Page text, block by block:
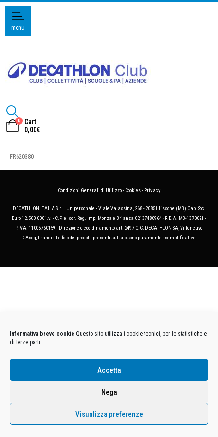
Informativa breve cookie Questo sito utilizza i cookie tecnici, per le statistiche e
di terze parti.
Accetta
Nega
Visualizza preferenze
menu
0
Cart
0,00€
FR620380
Condizioni Generali di Utilizzo- Cookies- Privacy
DECATHLON ITALIA S.r.l. Unipersonale - Viale Valassina, 268 - 20851 Lissone (MB) Cap. Soc.
Euro 12.500.000 i.v. - C.F. e Iscr. Reg. Imp. Monza e Brianza 02137480964 - R.E.A. MB-1370021 -
P.IVA. 11005760159 - Direzione e coordinamento art. 2497 C.C. DECATHLON SA, Villeneuve
D'Ascq, Francia Le foto dei prodotti presenti sul sito sono puramente esemplificative.